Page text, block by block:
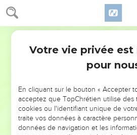
NE MANQUEZ PAS
DE
ET SI LEURS ERREURS
VOTRES ?
Votre vie privée
pour
En cliquant sur le bouton « Accepter
acceptez que TopChrétien utilise des
cookies ou l'identifiant unique de
traite vos données à caractère
données de navigation et les